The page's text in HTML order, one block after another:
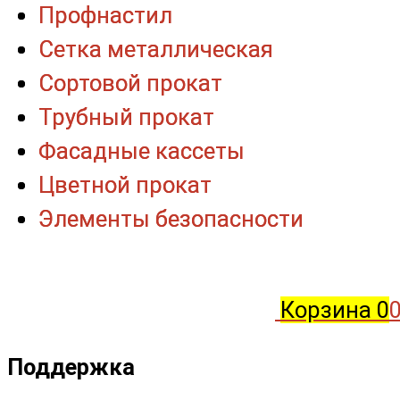
Корзина 0
Поддержка
Профнастил
Сетка металлическая
Сортовой прокат
Трубный прокат
Фасадные кассеты
Цветной прокат
Элементы безопасности
Профнастил
Сетка металлическая
Сортовой прокат
Трубный прокат
Фасадные кассеты
Цветной прокат
Элементы безопасности